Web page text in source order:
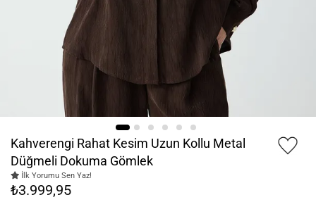
Kahverengi Rahat Kesim Uzun Kollu Metal
Düğmeli Dokuma Gömlek
İlk Yorumu Sen Yaz!
₺3.999,95